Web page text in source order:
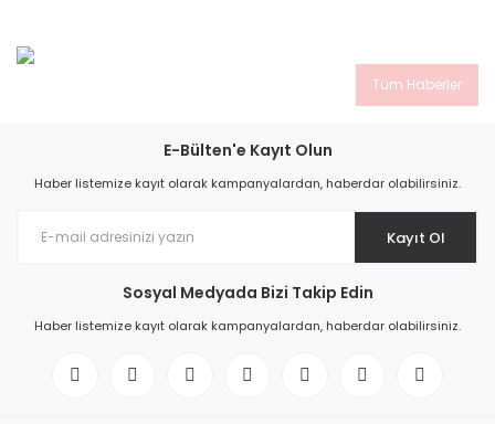
Tüm Haberler
E-Bülten'e Kayıt Olun
Haber listemize kayıt olarak kampanyalardan, haberdar olabilirsiniz.
Kayıt Ol
Sosyal Medyada Bizi Takip Edin
Haber listemize kayıt olarak kampanyalardan, haberdar olabilirsiniz.